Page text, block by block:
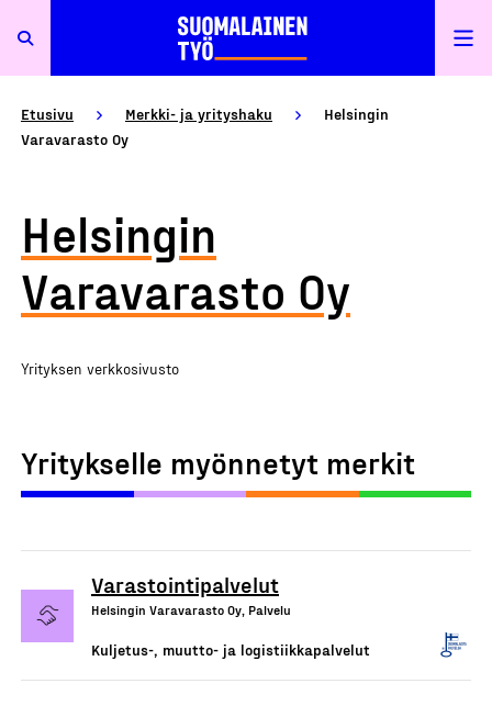
Etusivu Merkki- ja yrityshaku
Helsingin
Varavarasto Oy
Helsingin
Varavarasto Oy
Yrityksen verkkosivusto
Yritykselle myönnetyt merkit
Varastointipalvelut
Helsingin Varavarasto Oy, Palvelu
Kuljetus-, muutto- ja logistiikkapalvelut